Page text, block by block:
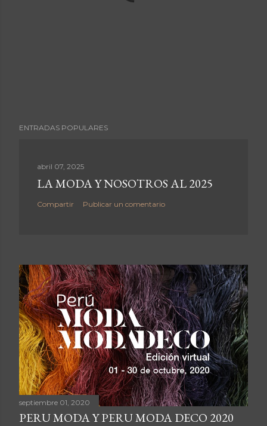
u
c
o
m
e
n
t
a
r
i
o
ENTRADAS POPULARES
abril 07, 2025
LA MODA Y NOSOTROS AL 2025
Compartir Publicar un comentario
septiembre 01, 2020
PERU MODA Y PERU MODA DECO 2020